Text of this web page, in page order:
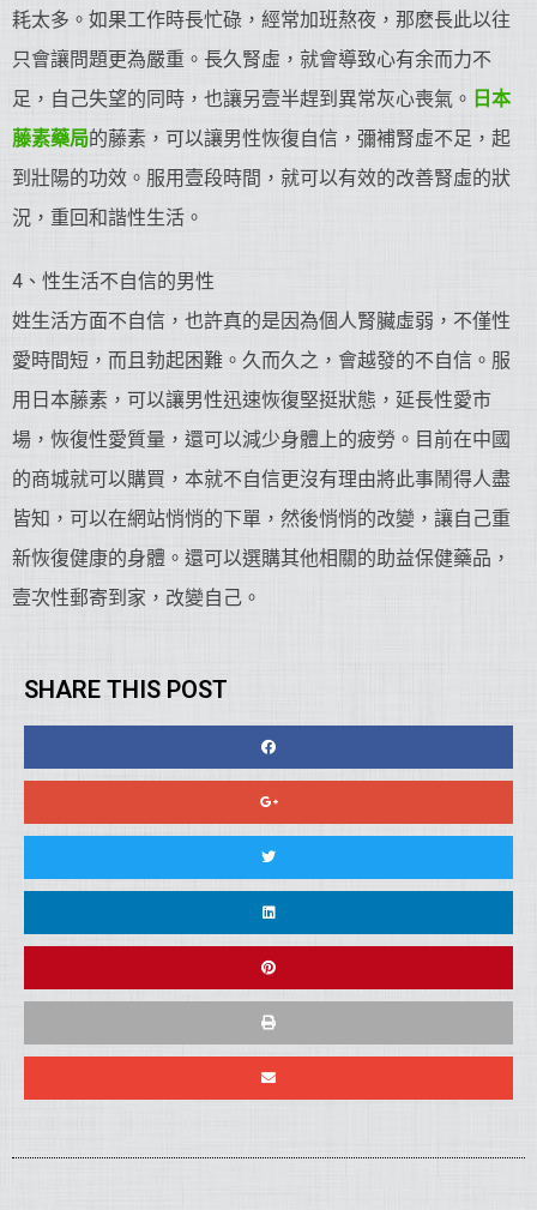
耗太多。如果工作時長忙碌，經常加班熬夜，那麽長此以往
只會讓問題更為嚴重。長久腎虛，就會導致心有余而力不
足，自己失望的同時，也讓另壹半趕到異常灰心喪氣。 日本
藤素藥局的藤素，可以讓男性恢復自信，彌補腎虛不足，起
到壯陽的功效。服用壹段時間，就可以有效的改善腎虛的狀
況，重回和諧性生活。
4、性生活不自信的男性
姓生活方面不自信，也許真的是因為個人腎臟虛弱，不僅性
愛時間短，而且勃起困難。久而久之，會越發的不自信。服
用日本藤素，可以讓男性迅速恢復堅挺狀態，延長性愛市
場，恢復性愛質量，還可以減少身體上的疲勞。目前在中國
的商城就可以購買，本就不自信更沒有理由將此事鬧得人盡
皆知，可以在網站悄悄的下單，然後悄悄的改變，讓自己重
新恢復健康的身體。還可以選購其他相關的助益保健藥品，
壹次性郵寄到家，改變自己。
SHARE THIS POST